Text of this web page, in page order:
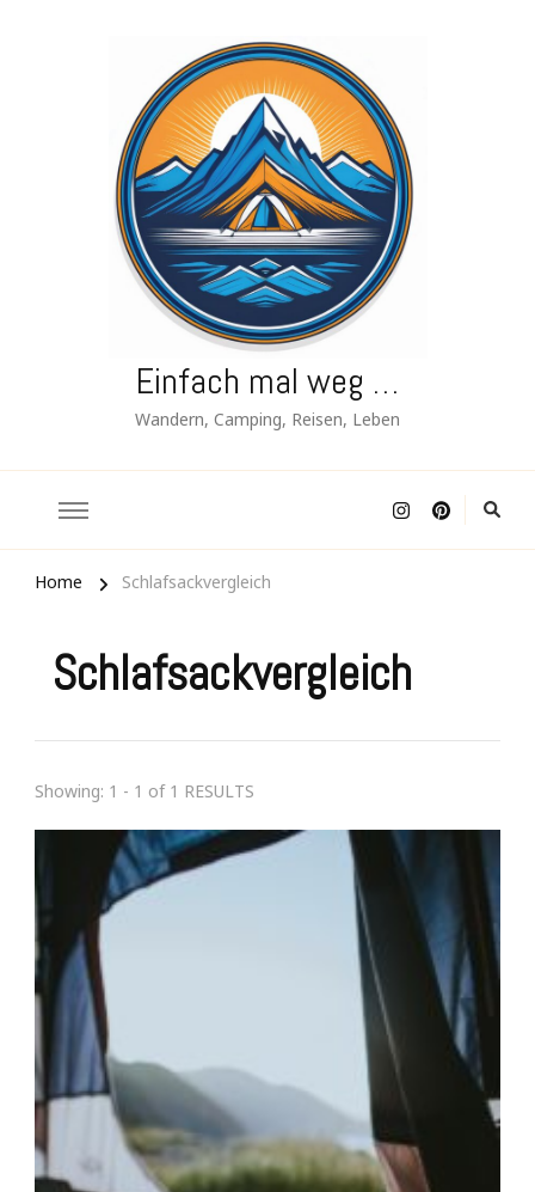
Einfach mal weg …
Wandern, Camping, Reisen, Leben
Home Schlafsackvergleich
Schlafsackvergleich
Showing: 1 - 1 of 1 RESULTS